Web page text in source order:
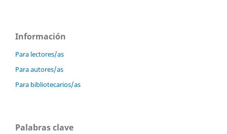
Información
Para lectores/as
Para autores/as
Para bibliotecarios/as
Palabras clave